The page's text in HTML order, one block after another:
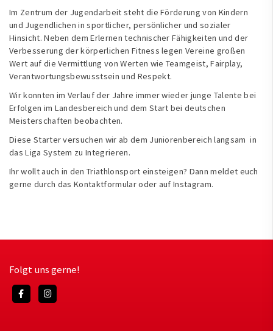
Im Zentrum der Jugendarbeit steht die Förderung von Kindern
und Jugendlichen in sportlicher, persönlicher und sozialer
Hinsicht. Neben dem Erlernen technischer Fähigkeiten und der
Verbesserung der körperlichen Fitness legen Vereine großen
Wert auf die Vermittlung von Werten wie Teamgeist, Fairplay,
Verantwortungsbewusstsein und Respekt.
Wir konnten im Verlauf der Jahre immer wieder junge Talente bei
Erfolgen im Landesbereich und dem Start bei deutschen
Meisterschaften beobachten.
Diese Starter versuchen wir ab dem Juniorenbereich langsam in
das Liga System zu Integrieren.
Ihr wollt auch in den Triathlonsport einsteigen? Dann meldet euch
gerne durch dasKontaktformularoder aufInstagram.
Folgt uns gerne!